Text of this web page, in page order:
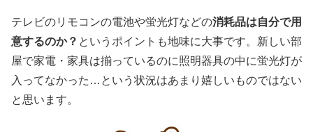
テレビのリモコンの電池や蛍光灯などの消耗品は自分で用
意するのか？ というポイントも地味に大事です。新しい部
屋で家電・家具は揃っているのに照明器具の中に蛍光灯が
入ってなかった…という状況はあまり嬉しいものではない
と思います。